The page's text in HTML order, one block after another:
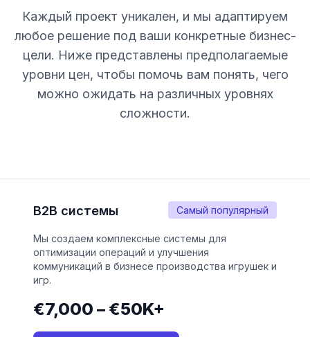
Каждый проект уникален, и мы адаптируем
любое решение под ваши конкретные бизнес-
цели. Ниже представлены предполагаемые
уровни цен, чтобы помочь вам понять, чего
можно ожидать на различных уровнях
сложности.
Самый популярный
B2B системы
Мы создаем комплексные системы для
оптимизации операций и улучшения
коммуникаций в бизнесе производства игрушек и
игр.
€7,000 – €50K+